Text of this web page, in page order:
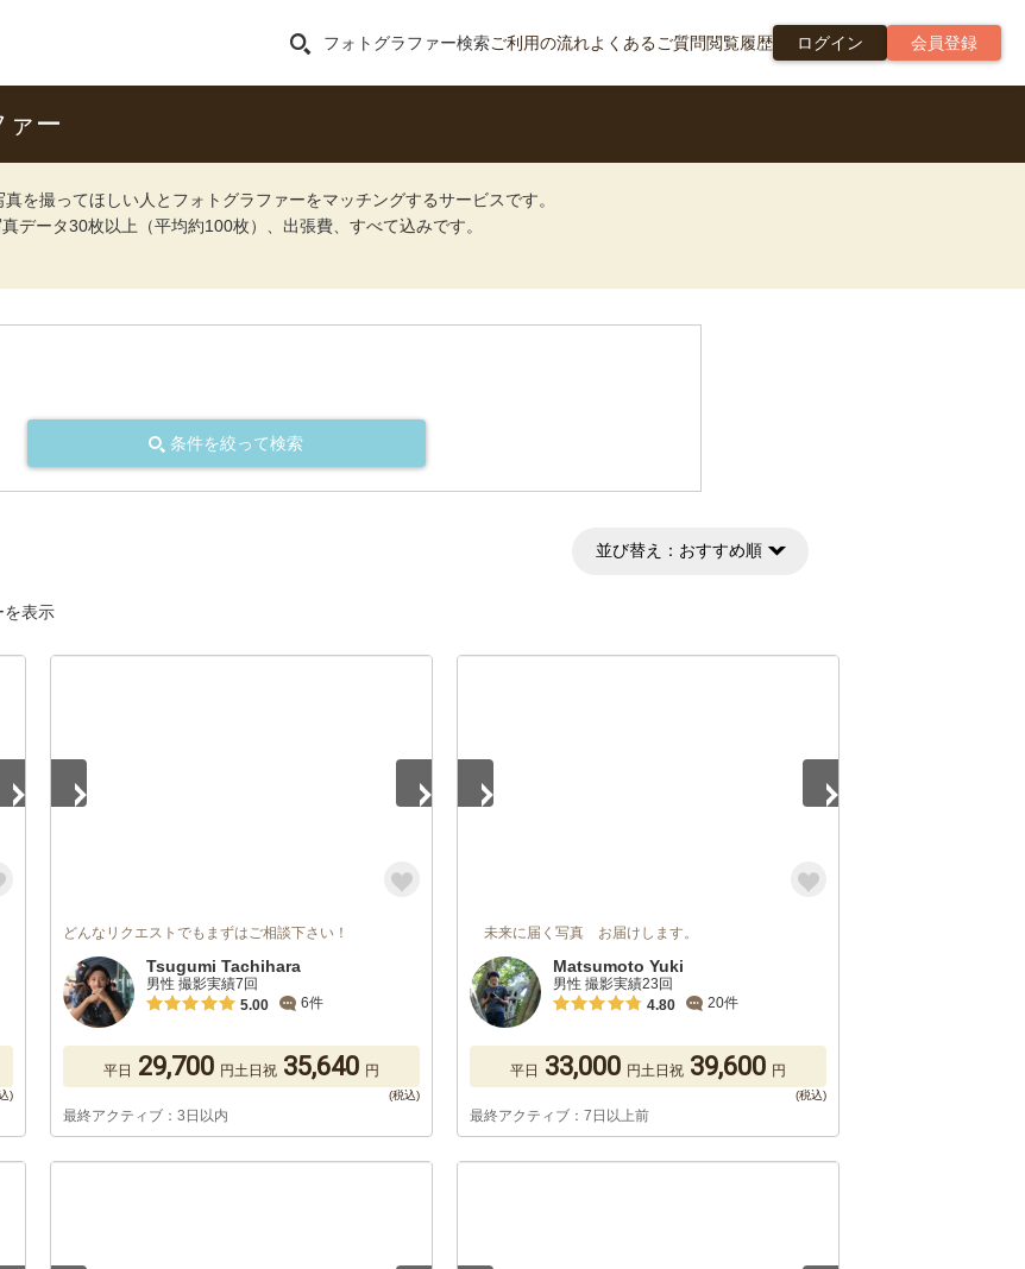
フォトグラファー検索ご利用の流れよくあるご質問閲覧履歴 ログイン 会員登録
ァー
を撮ってほしい人とフォトグラファーをマッチングするサービスです。
データ30枚以上（平均約100枚）、出張費、すべて込みです。
条件を絞って検索
並び替え： おすすめ順
を表示
どんなリクエストでもまずはご相談下さい！
Tsugumi Tachihara
男性 撮影実績7回
5.00
6件
平日 29,700 円土日祝 35,640 円
最終アクティブ：3日以内
未来に届く写真 お届けします。
Matsumoto Yuki
男性 撮影実績23回
4.80
20件
平日 33,000 円土日祝 39,600 円
最終アクティブ：7日以上前